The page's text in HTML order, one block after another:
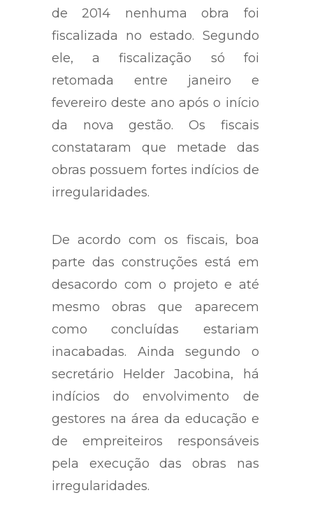
de 2014 nenhuma obra foi
fiscalizada no estado. Segundo
ele, a fiscalização só foi
retomada entre janeiro e
fevereiro deste ano após o início
da nova gestão. Os fiscais
constataram que metade das
obras possuem fortes indícios de
irregularidades.
De acordo com os fiscais, boa
parte das construções está em
desacordo com o projeto e até
mesmo obras que aparecem
como concluídas estariam
inacabadas. Ainda segundo o
secretário Helder Jacobina, há
indícios do envolvimento de
gestores na área da educação e
de empreiteiros responsáveis
pela execução das obras nas
irregularidades.